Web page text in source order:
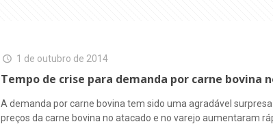
1 de outubro de 2014
Tempo de crise para demanda por carne bovina
A demanda por carne bovina tem sido uma agradável
preços da carne bovina no atacado e no varejo aumentaram